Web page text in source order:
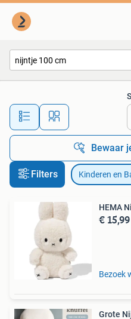
Alle
Bewaar
Filters Kinderen en
HEMA
€ 15,99
Bezoek
Grote